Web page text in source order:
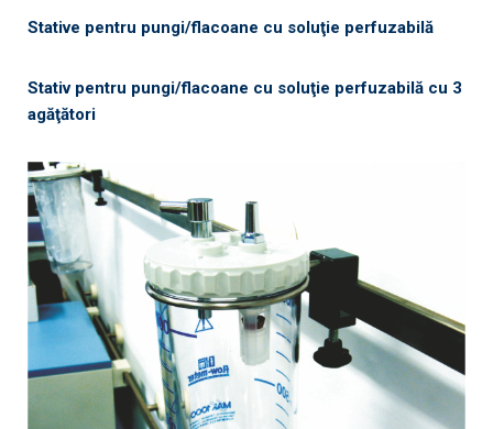
Stative pentru pungi/flacoane cu soluţie perfuzabilă
Stativ pentru pungi/flacoane cu soluţie perfuzabilă cu 3
agăţători